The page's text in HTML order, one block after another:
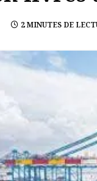
2 MINUTES DE